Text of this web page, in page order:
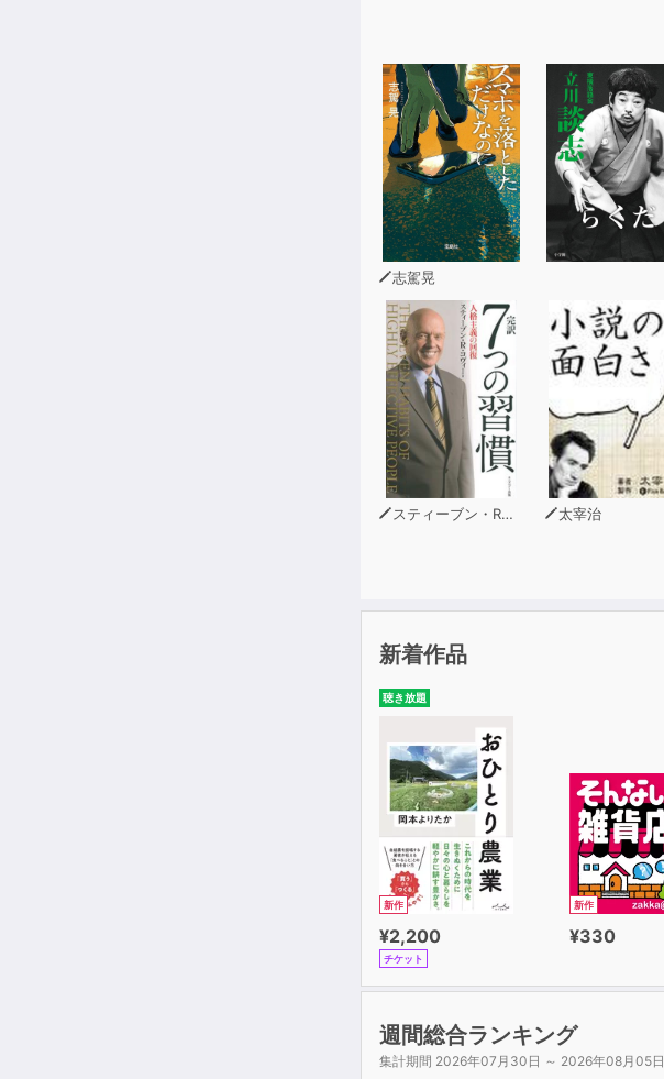
志駕晃
スティーブン・R・コヴィー 太宰治
新着作品
聴き放題
新作
¥2,200
チケット
新作
¥330
週間総合ランキング
集計期間 2026年07月30日 ～ 2026年08月05日